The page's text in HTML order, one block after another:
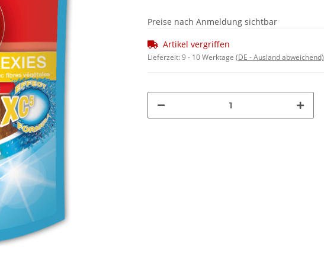
Preise nach Anmeldung sichtbar
Artikel vergriffen
Lieferzeit:9 - 10 Werktage (DE - Ausland abweichend)